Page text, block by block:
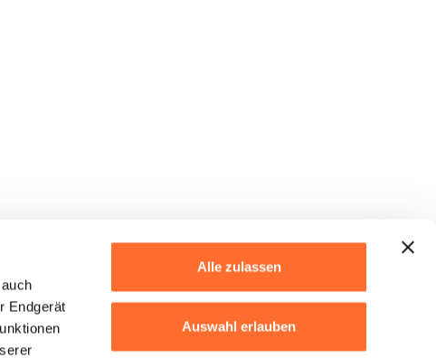
Endgerät
Alle zulassen
Auswahl erlauben